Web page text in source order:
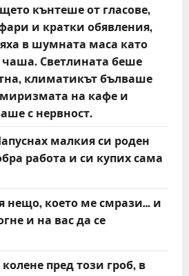
кънтеше от гласове,
и кратки обявления,
в шумната маса като
Светлината беше
климатикът бълваше
миризмата на кафе и
с нервност.
малкия си роден
работа и си купих сама
нещо, което ме смрази… и
и на вас да се
пред този гроб, в